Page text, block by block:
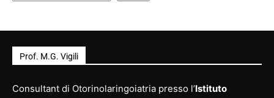
Prof. M.G. Vigili
Consultant di Otorinolaringoiatria presso l’Istituto